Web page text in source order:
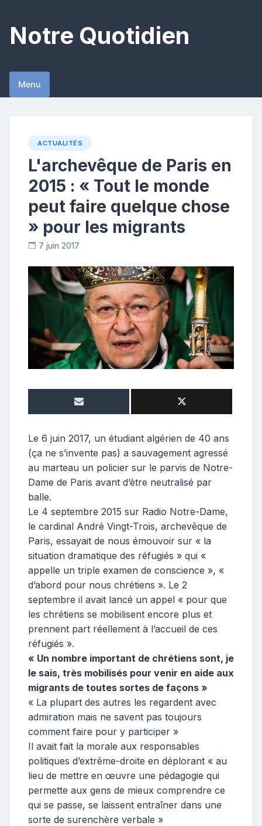
content
Notre Quotidien
Menu
ACTUALITÉS
L'archevêque de Paris en
2015 : « Tout le monde
peut faire quelque chose
» pour les migrants
7 juin 2017
o
n
t
r
i
b
u
t
e
Le 6 juin 2017, un étudiant algérien de 40 ans
(ça ne s’invente pas) a sauvagement agressé
au marteau un policier sur le parvis de Notre-
Dame de Paris avant d’être neutralisé par
balle.
Le 4 septembre 2015 sur Radio Notre-Dame,
le cardinal André Vingt-Trois, archevêque de
Paris, essayait de nous émouvoir sur « la
situation dramatique des réfugiés » qui «
appelle un triple examen de conscience », «
d’abord pour nous chrétiens ». Le 2
septembre il avait lancé un appel « pour que
les chrétiens se mobilisent encore plus et
prennent part réellement à l’accueil de ces
réfugiés ».
« Un nombre important de chrétiens sont, je
le sais, très mobilisés pour venir en aide aux
migrants de toutes sortes de façons »
« La plupart des autres les regardent avec
admiration mais ne savent pas toujours
comment faire pour y participer »
Il avait fait la morale aux responsables
politiques d’extrême-droite en déplorant « au
lieu de mettre en œuvre une pédagogie qui
permette aux gens de mieux comprendre ce
qui se passe, se laissent entraîner dans une
sorte de surenchère verbale »